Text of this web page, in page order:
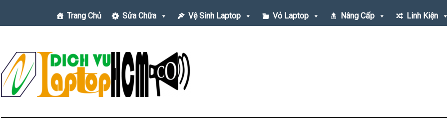
Trang Chủ Sửa Chữa Vệ Sinh Laptop Vỏ Laptop Nâng Cấp Linh Kiện